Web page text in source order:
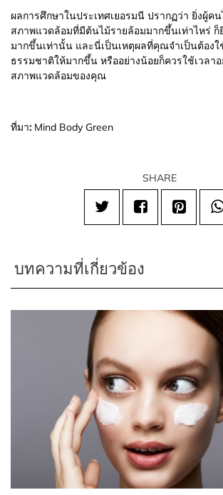
ผลการศึกษาในประเทศเยอรมนี ปรากฏว่า ยิ่งผู้ค
สภาพแวดล้อมที่มีต้นไม้รายล้อมมากขึ้นเท่าไหร่
มากขึ้นเท่านั้น และนี่เป็นเหตุผลที่คุณจำเป็นต้องใ
ธรรมชาติให้มากขึ้น หรืออย่างน้อยก็ควรใช้เวลา
สภาพแวดล้อมของคุณ
ที่มา: Mind Body Green
SHARE
บทความที่เกี่ยวข้อง